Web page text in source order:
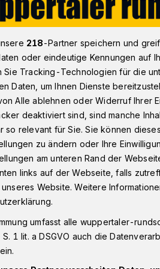
18. Mai 2021: Inzidenzwert liegt
18. Mai 2021
bei
Mai 2021) meldet die
aktuell mit dem Corona-
110,42.
218-Partner speichern und
oder eindeutige Kennungen auf
Sie Tracking-Technologien für die
Daten, um Ihnen Dienste
Alle ablehnen oder Widerruf Ihrer
deaktiviert sind, sind manche
so relevant für Sie. Sie können
zu ändern oder Ihre
am unteren Rand der
links auf der Webseite, falls
Website. Weitere
umfasst alle wuppertaler-
1 lit. a DSGVO auch die